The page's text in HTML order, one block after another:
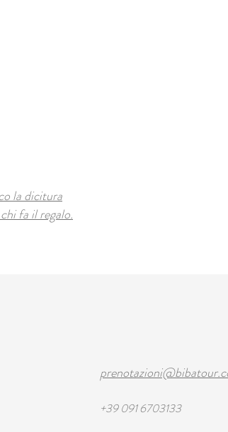
la dicitura
fa il regalo.
+39 091 6703133